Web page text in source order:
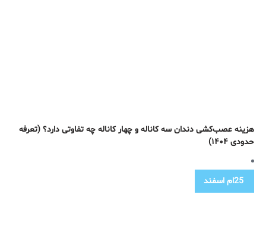
هزینه عصب‌کشی دندان سه کاناله و چهار کاناله چه تفاوتی دارد؟ (تعرفه
حدودی ۱۴۰۴)
25ام اسفند